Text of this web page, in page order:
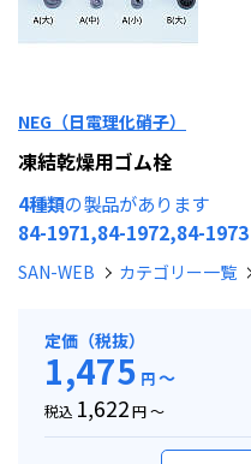
NEG（日電理化硝子）
凍結乾燥用ゴム栓
4種類の製品があります
84-1971,84-1972,84-1973
SAN-WEB カテゴリー一覧
定価（税抜）
1,475 円～
税込 1,622円 ～